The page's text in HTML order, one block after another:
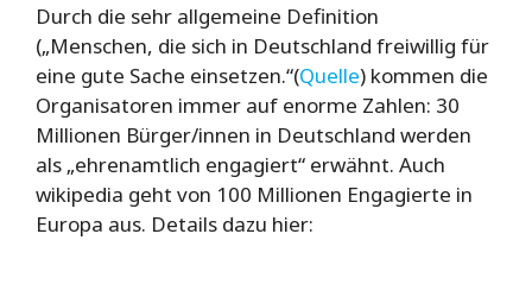
Durch die sehr allgemeine Definition
(„Menschen, die sich in Deutschland freiwillig für
eine gute Sache einsetzen.“(Quelle) kommen die
Organisatoren immer auf enorme Zahlen: 30
Millionen Bürger/innen in Deutschland werden
als „ehrenamtlich engagiert“ erwähnt. Auch
wikipedia geht von 100 Millionen Engagierte in
Europa aus. Details dazu hier: